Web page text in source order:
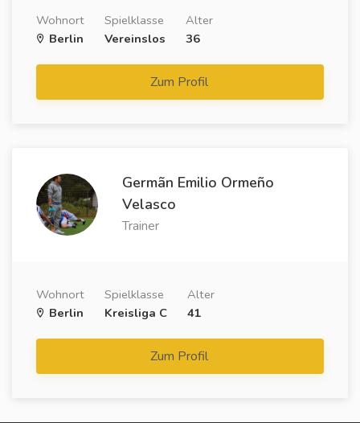
Wohnort
Berlin
Spielklasse
Vereinslos
Alter
36
Zum Profil
Germãn Emilio Ormeño
Velasco
Trainer
Wohnort
Berlin
Spielklasse
Kreisliga C
Alter
41
Zum Profil